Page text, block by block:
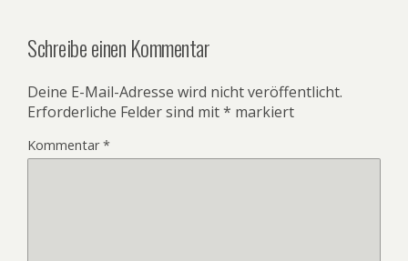
Schreibe einen Kommentar
Deine E-Mail-Adresse wird nicht veröffentlicht.
Erforderliche Felder sind mit* markiert
Kommentar*